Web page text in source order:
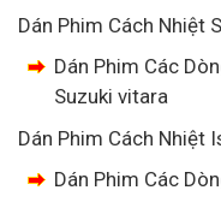
Dán Phim Cách Nhiệt
Dán Phim Các
Suzuki vitara
Dán Phim Cách Nhiệt
Dán Phim Các